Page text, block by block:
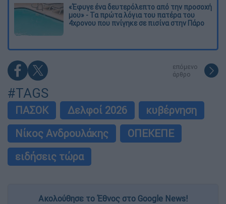
«Έφυγε ένα δευτερόλεπτο από την προσοχή
μου» - Τα πρώτα λόγια του πατέρα του
4χρονου που πνίγηκε σε πισίνα στην Πάρο
επόμενο
άρθρο
#TAGS
ΠΑΣΟΚ Δελφοί 2026
κυβέρνηση
Νίκος Ανδρουλάκης
ΟΠΕΚΕΠΕ
ειδήσεις τώρα
Ακολούθησε το Έθνος στο Google News!